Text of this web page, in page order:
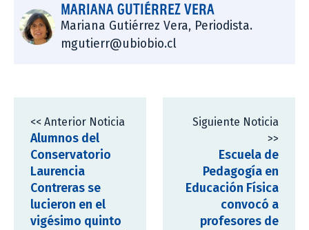
MARIANA GUTIÉRREZ VERA
Mariana Gutiérrez Vera, Periodista.
mgutierr@ubiobio.cl
<< Anterior Noticia
Alumnos del
Conservatorio
Laurencia
Contreras se
lucieron en el
vigésimo quinto
Siguiente Noticia
>>
Escuela de
Pedagogía en
Educación Física
convocó a
profesores de